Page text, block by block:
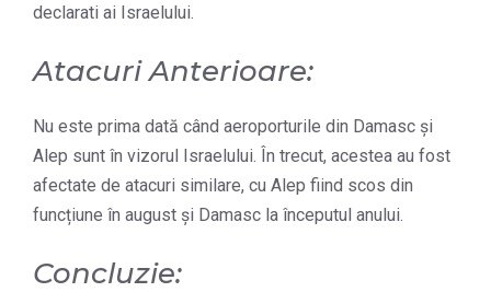
declarati ai Israelului.
Atacuri Anterioare:
Nu este prima dată când aeroporturile din Damasc și
Alep sunt în vizorul Israelului. În trecut, acestea au fost
afectate de atacuri similare, cu Alep fiind scos din
funcțiune în august și Damasc la începutul anului.
Concluzie: